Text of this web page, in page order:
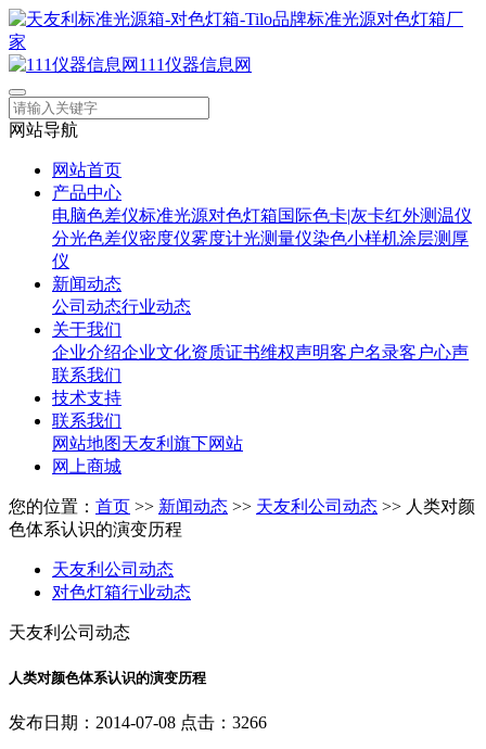
111仪器信息网
网站导航
网站首页
产品中心
电脑色差仪标准光源对色灯箱国际色卡|灰卡红外测温仪
分光色差仪密度仪雾度计光测量仪染色小样机涂层测厚
仪
新闻动态
公司动态行业动态
关于我们
企业介绍企业文化资质证书维权声明客户名录客户心声
联系我们
技术支持
联系我们
网站地图天友利旗下网站
网上商城
您的位置： 首页 >> 新闻动态 >> 天友利公司动态 >> 人类对颜
色体系认识的演变历程
天友利公司动态
对色灯箱行业动态
天友利公司动态
人类对颜色体系认识的演变历程
发布日期：2014-07-08 点击：3266